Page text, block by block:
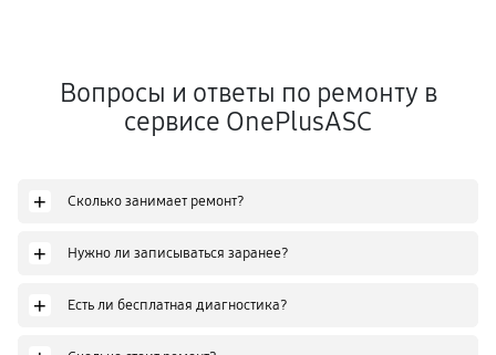
Вопросы и ответы по ремонту в
сервисе OnePlusASC
+ Сколько занимает ремонт?
+ Нужно ли записываться заранее?
+ Есть ли бесплатная диагностика?